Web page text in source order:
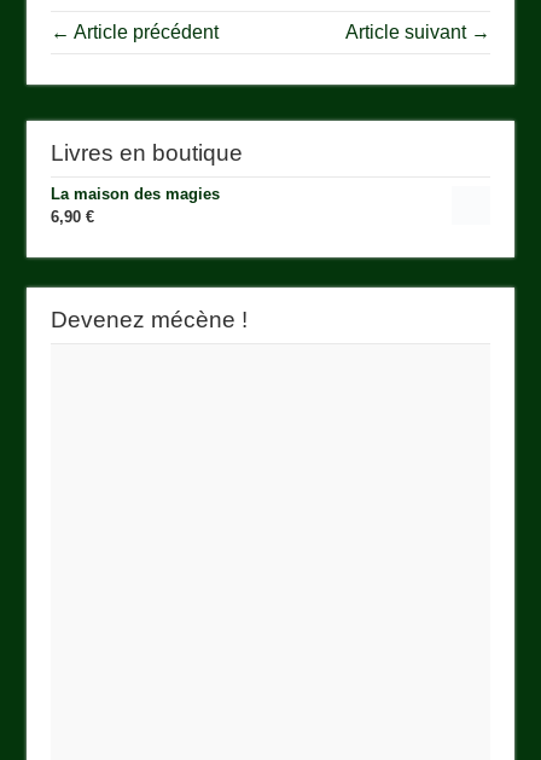
← Article précédent Article suivant →
Livres en boutique
La maison des magies
6,90€
Devenez mécène !